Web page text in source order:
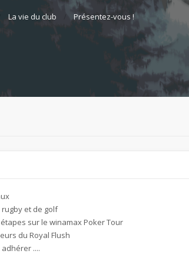
La vie du club Présentez-vous !
rugby et de golf
sur le winamax Poker Tour
du Royal Flush
....